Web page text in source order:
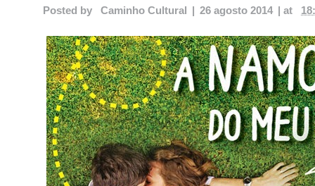
Posted by
Caminho Cultural | 26 agosto 2014 | at